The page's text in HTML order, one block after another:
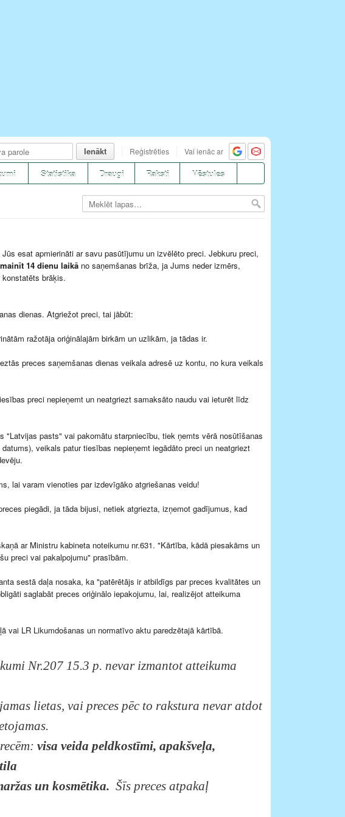
Ienākt Reģistrēties Vai ienāc ar
Statistika Draugi Raksti Vēstules
esat apmierināti ar savu pasūtījumu un izvēlēto preci. Jebkuru preci,
14 dienu laikā no saņemšanas brīža, ja Jums neder izmērs,
brāķis.
dienas. Atgriežot preci, tai jābūt:
ražotāja oriģinālajām birkām un uzlikām, ja tādas ir.
preces saņemšanas dienas veikala adresē uz kontu, no kura veikals
preci nepieņemt un neatgriezt samaksāto naudu vai ieturēt līdz
"Latvijas pasts" vai pakomātu starpniecību, tiek ņemts vērā nosūtīšanas
veikals patur tiesības nepieņemt iegādāto preci un neatgriezt
lai varam vienoties par izdevīgāko atgriešanas veidu!
piegādi, ja tāda bijusi, netiek atgriezta, izņemot gadījumus, kad
ar Ministru kabineta noteikumu nr.631. "Kārtība, kādā piesakāms un
preci vai pakalpojumu" prasībām.
sestā daļa nosaka, ka "patērētājs ir atbildīgs par preces kvalitātes un
saglabāt preces oriģinālo iepakojumu, lai, realizējot atteikuma
vai LR Likumdošanas un normatīvo aktu paredzētajā kārtībā.
Nr.207 15.3 p. nevar izmantot atteikuma
lietas, vai preces pēc to rakstura nevar atdot
visa veida peldkostīmi, apakšveļa,
un kosmētika. Šīs preces atpakaļ